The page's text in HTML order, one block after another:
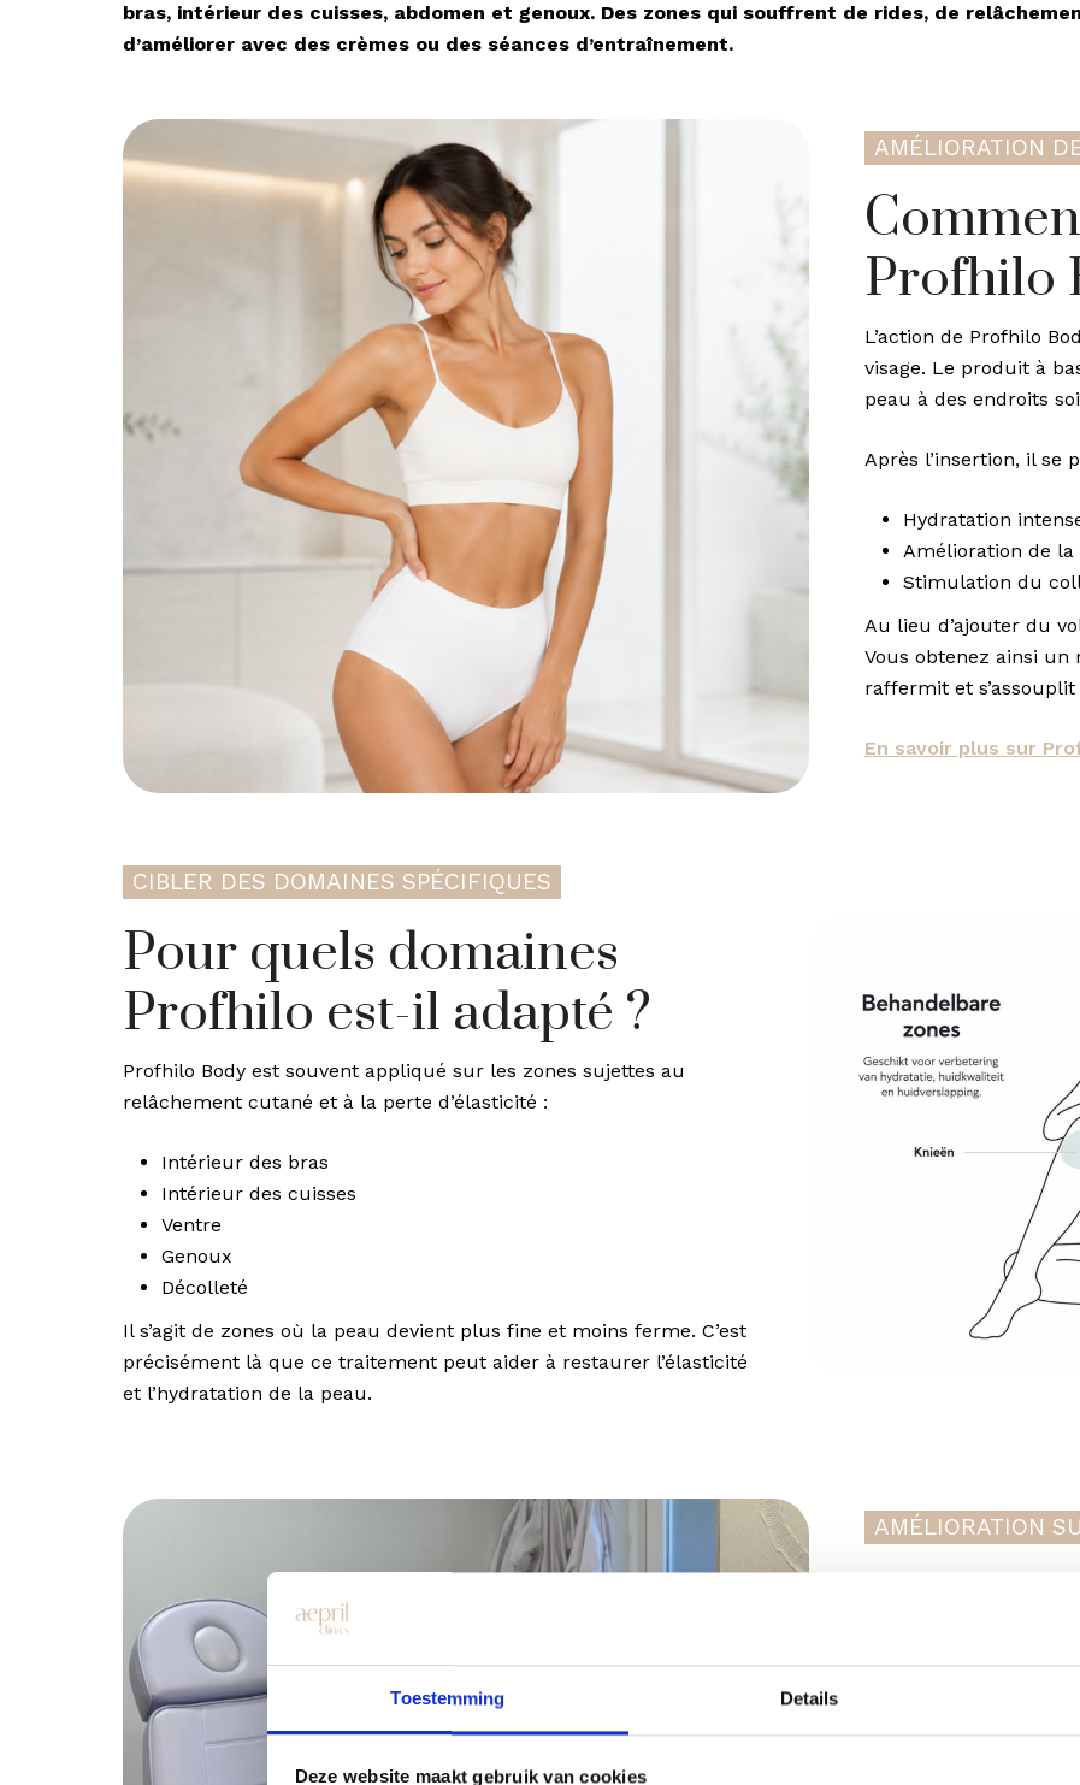
Toestemming Details
Deze website maakt gebruik van cookies
bras, intérieur des cuisses, abdomen et genoux. Des zones qui souffrent de rides, de
d’améliorer avec des crèmes ou des séances d’entraînement.
AMÉLIORATION
Profhilo
L’action de Profhilo
visage. Le produit à
peau à des endroits
Après l’insertion, il se
Hydratation
Amélioration de
Stimulation du
Au lieu d’ajouter du
Vous obtenez ainsi
raffermit et
En savoir plus sur
CIBLER DES DOMAINES SPÉCIFIQUES
Pour quels domaines
Profhilo est-il adapté ?
Profhilo Body est souvent appliqué sur les zones sujettes au
relâchement cutané et à la perte d’élasticité :
Intérieur des bras
Intérieur des cuisses
Ventre
Genoux
Décolleté
Il s’agit de zones où la peau devient plus fine et moins ferme. C’est
précisément là que ce traitement peut aider à restaurer l’élasticité
et l’hydratation de la peau.
AMÉLIORATION
Que
de
Après un traitement
peau s’améliore
comparable à une